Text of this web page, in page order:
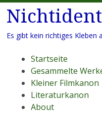
Es gibt kein richtiges Kleben
Menü
Zum
Inhalt
springen
Startseite
Gesammelte
Kleiner Filmkanon
Literaturkanon
About